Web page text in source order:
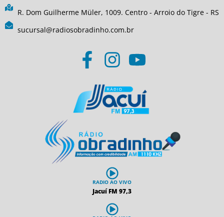
R. Dom Guilherme Müler, 1009. Centro - Arroio do Tigre - RS
sucursal@radiosobradinho.com.br
RADIO AO VIVO
Jacuí FM 97,3